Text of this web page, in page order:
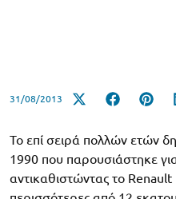
31/08/2013
Το επί σειρά πολλών ετών
1990 που παρουσιάστηκε
αντικαθιστώντας το